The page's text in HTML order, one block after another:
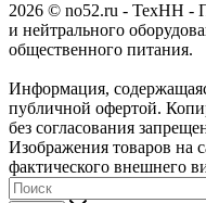
2026 © no52.ru - ТехНН -
и нейтрального
общественного питания.
Информация,
публичной офертой.
без согласования
Изображения товаров на
фактического внешнего